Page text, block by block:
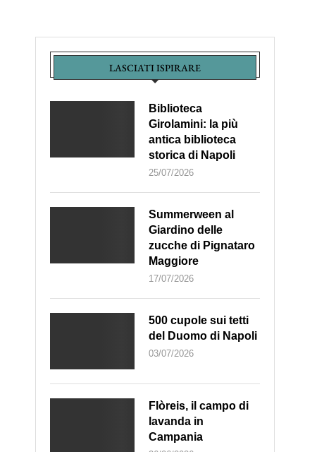
LASCIATI ISPIRARE
Biblioteca
Girolamini: la più
antica biblioteca
storica di Napoli
25/07/2026
Summerween al
Giardino delle
zucche di Pignataro
Maggiore
17/07/2026
500 cupole sui tetti
del Duomo di Napoli
03/07/2026
Flòreis, il campo di
lavanda in
Campania